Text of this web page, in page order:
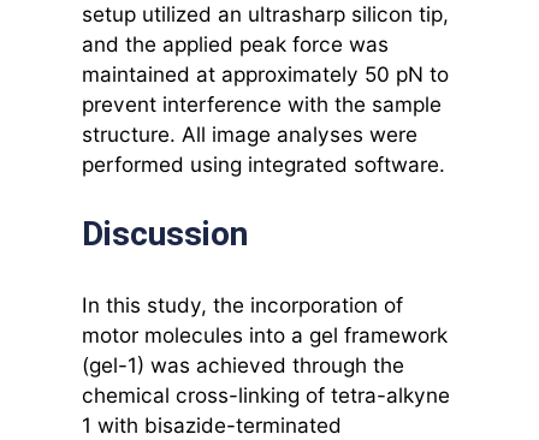
setup utilized an ultrasharp silicon tip,
and the applied peak force was
maintained at approximately 50 pN to
prevent interference with the sample
structure. All image analyses were
performed using integrated software.
Discussion
In this study, the incorporation of
motor molecules into a gel framework
(gel-1) was achieved through the
chemical cross-linking of tetra-alkyne
1 with bisazide-terminated